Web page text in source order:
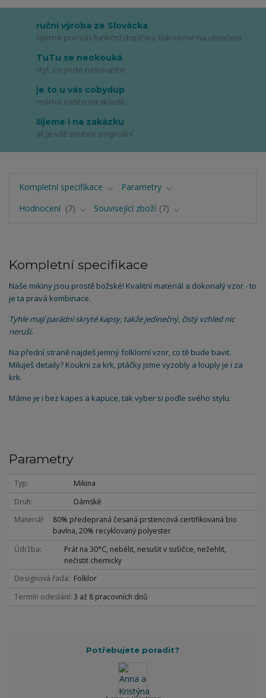
ruční výroba ze Slovácka
šijeme pro Vás funkční doplňky, tiskneme na oblečení
TuTu se neokouká
styl, co jinde nekoupíte
je to u vás cobydup
máme našito na skladě
šijeme i na zakázku
ať je váš soubor originální
Kompletní specifikace
Parametry
Hodnocení
7 Související zboží 7
Kompletní specifikace
Naše mikiny jsou prostě božské! Kvalitní materiál a dokonalý vzor - to
je ta pravá kombinace.
Tyhle mají parádní skryté kapsy, takže jedinečný, čistý vzhled nic
neruší.
Na přední straně najdeš jemný folklorní vzor, co tě bude bavit.
Miluješ detaily? Koukni za krk, ptáčky jsme vyzobly a louply je i za
krk.
Máme je i bez kapes a kapuce, tak vyber si podle svého stylu.
Parametry
Typ
Mikina
Druh
Dámské
Materiál
80% předepraná česaná prstencová certifikovaná bio
bavlna, 20% recyklovaný polyester
Údržba
Prát na 30°C, nebělit, nesušit v sušičce, nežehlit,
nečistit chemicky
Designová řada
Folklor
Termín odeslání 3 až 8 pracovních dnů
Potřebujete poradit?